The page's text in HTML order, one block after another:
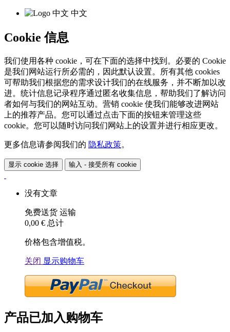
中文
Cookie 信息
我们使用各种 cookie，可在下面的选择中找到。必要的 Cookie
是我们网站运行所必需的，因此默认设置。所有其他 cookies
可帮助我们根据您的需求设计我们的在线服务，并不断加以改
进。统计信息记录程序通过匿名收集信息，帮助我们了解访问
者如何与我们的网站互动。营销 cookie 使我们能够改进网站
上的推荐产品。您可以通过点击下面的按钮来管理这些
cookie。您可以随时访问我们网站上的设置并进行相应更改。
更多信息请参阅我们的 隐私政策。
显示 cookie 选择 输入 - 接受所有 cookie
没有文章
免费送货 运输
0,00 € 总计
价格包含增值税。
关闭 显示购物车
产品已加入购物车